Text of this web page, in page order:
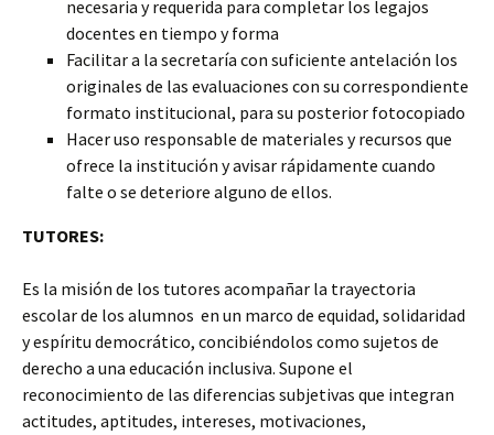
necesaria y requerida para completar los legajos
docentes en tiempo y forma
Facilitar a la secretaría con suficiente antelación los
originales de las evaluaciones con su correspondiente
formato institucional, para su posterior fotocopiado
Hacer uso responsable de materiales y recursos que
ofrece la institución y avisar rápidamente cuando
falte o se deteriore alguno de ellos.
TUTORES:
Es la misión de los tutores acompañar la trayectoria
escolar de los alumnos en un marco de equidad, solidaridad
y espíritu democrático, concibiéndolos como sujetos de
derecho a una educación inclusiva. Supone el
reconocimiento de las diferencias subjetivas que integran
actitudes, aptitudes, intereses, motivaciones,